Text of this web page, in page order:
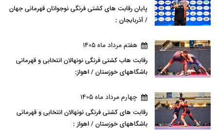
پایان رقابت های کشتی فرنگی نوجوانان قهرمانی جهان
/ آذربایجان :
هفتم مرداد ماه 1405
رقابت هاب کشتی فرنگی نونهالان انتخابی و قهرمانی
باشگاههای خوزستان / اهواز:
چهارم مرداد ماه 1405
رقابت های کشتی فرنگی نونهالان انتخابی و قهرمانی
باشگاههای خوزستان / اهواز :